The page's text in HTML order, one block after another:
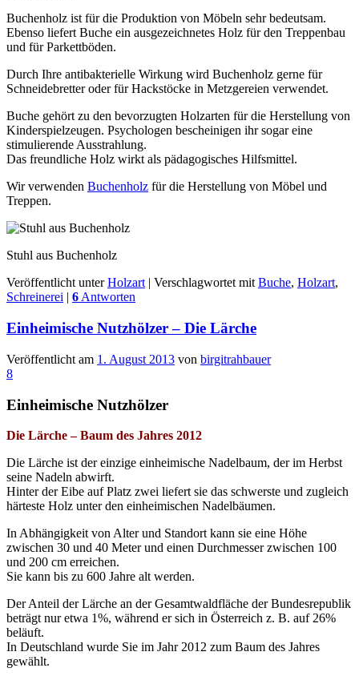
Buchenholz ist für die Produktion von Möbeln sehr bedeutsam.
Ebenso liefert Buche ein ausgezeichnetes Holz für den Treppenbau
und für Parkettböden.
Durch Ihre antibakterielle Wirkung wird Buchenholz gerne für
Schneidebretter oder für Hackstöcke in Metzgereien verwendet.
Buche gehört zu den bevorzugten Holzarten für die Herstellung von
Kinderspielzeugen. Psychologen bescheinigen ihr sogar eine
stimulierende Ausstrahlung.
Das freundliche Holz wirkt als pädagogisches Hilfsmittel.
Wir verwenden Buchenholz für die Herstellung von Möbel und
Treppen.
Stuhl aus Buchenholz
Veröffentlicht unter Holzart | Verschlagwortet mit Buche, Holzart,
Schreinerei | 6Antworten
Einheimische Nutzhölzer – Die Lärche
Veröffentlicht am 1. August 2013 von birgitrahbauer
8
Einheimische Nutzhölzer
Die Lärche – Baum des Jahres 2012
Die Lärche ist der einzige einheimische Nadelbaum, der im Herbst
seine Nadeln abwirft.
Hinter der Eibe auf Platz zwei liefert sie das schwerste und zugleich
härteste Holz unter den einheimischen Nadelbäumen.
In Abhängigkeit von Alter und Standort kann sie eine Höhe
zwischen 30 und 40 Meter und einen Durchmesser zwischen 100
und 200 cm erreichen.
Sie kann bis zu 600 Jahre alt werden.
Der Anteil der Lärche an der Gesamtwaldfläche der Bundesrepublik
beträgt nur etwa 1%, während er sich in Österreich z. B. auf 26%
beläuft.
In Deutschland wurde Sie im Jahr 2012 zum Baum des Jahres
gewählt.